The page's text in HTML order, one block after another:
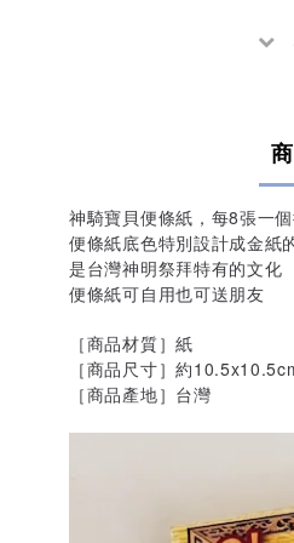
神騎寶貝便條紙，每8張一
便條紙底色特別設計成金紙
是台灣神明祭拜特有的文化
便條紙可自用也可送朋友
［商品材質］紙
［商品尺寸］約
［商品產地］台灣